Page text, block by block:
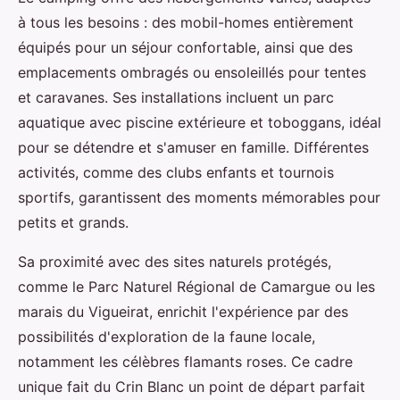
à tous les besoins : des mobil-homes entièrement
équipés pour un séjour confortable, ainsi que des
emplacements ombragés ou ensoleillés pour tentes
et caravanes. Ses installations incluent un parc
aquatique avec piscine extérieure et toboggans, idéal
pour se détendre et s'amuser en famille. Différentes
activités, comme des clubs enfants et tournois
sportifs, garantissent des moments mémorables pour
petits et grands.
Sa proximité avec des sites naturels protégés,
comme le Parc Naturel Régional de Camargue ou les
marais du Vigueirat, enrichit l'expérience par des
possibilités d'exploration de la faune locale,
notamment les célèbres flamants roses. Ce cadre
unique fait du Crin Blanc un point de départ parfait